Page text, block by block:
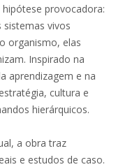
provocadora:
sistemas vivos
organismo, elas
Inspirado na
aprendizagem e na
cultura e
hierárquicos.
a obra traz
e estudos de caso.